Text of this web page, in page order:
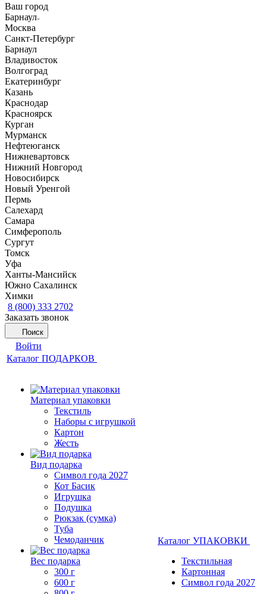
Ваш город
Барнаул
Москва
Санкт-Петербург
Барнаул
Владивосток
Волгоград
Екатеринбург
Казань
Краснодар
Красноярск
Курган
Мурманск
Нефтеюганск
Нижневартовск
Нижний Новгород
Новосибирск
Новый Уренгой
Пермь
Салехард
Самара
Симферополь
Сургут
Томск
Уфа
Ханты-Мансийск
Южно Сахалинск
Химки
8 (800) 333 2702
Заказать звонок
Поиск
Войти
Каталог ПОДАРКОВ
Материал упаковки
Текстиль
Наборы с игрушкой
Картон
Жесть
Вид подарка
Символ года 2027
Кот Басик
Игрушка
Подушка
Рюкзак (сумка)
Туба
Чемоданчик
Вес подарка
300 г
600 г
Каталог УПАКОВКИ
Текстильная
Картонная
Символ года 2027